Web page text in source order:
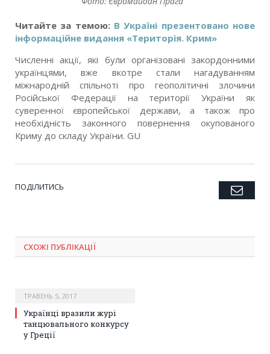
Читайте за темою: В Україні презентовано нове
інформаційне видання «Територія. Крим»
Численні акції, які були організовані закордонними
українцями, вже вкотре стали
нагадуванням
міжнародній спільноті про геополітичні злочини
Російської Федерації на території України як
суверенної європейської держави, а також про
необхідність законного повернення окупованого
Криму до складу України. GU
ПОДІЛИТИСЬ Twitter
Facebook
Google+
Pinterest
LinkedIn
Tumblr
СХОЖІ ПУБЛІКАЦІЇ
ТРАВЕНЬ 5, 2017
Українці вразили журі
танцювального конкурсу
у Греції